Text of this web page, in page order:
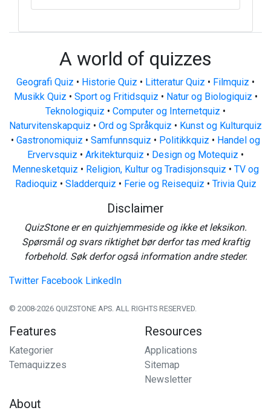
A world of quizzes
Geografi Quiz • Historie Quiz • Litteratur Quiz • Filmquiz •
Musikk Quiz • Sport og Fritidsquiz • Natur og Biologiquiz •
Teknologiquiz • Computer og Internetquiz •
Naturvitenskapquiz • Ord og Språkquiz • Kunst og Kulturquiz
• Gastronomiquiz • Samfunnsquiz • Politikkquiz • Handel og
Ervervsquiz • Arkitekturquiz • Design og Motequiz •
Mennesketquiz • Religion, Kultur og Tradisjonsquiz • TV og
Radioquiz • Sladderquiz • Ferie og Reisequiz • Trivia Quiz
Disclaimer
QuizStone er en quizhjemmeside og ikke et leksikon.
Spørsmål og svars riktighet bør derfor tas med kraftig
forbehold. Søk derfor også information andre steder.
Twitter Facebook LinkedIn
© 2008-2026 QUIZSTONE APS. ALL RIGHTS RESERVED.
Features
Kategorier
Temaquizzes
Resources
Applications
Sitemap
Newsletter
About